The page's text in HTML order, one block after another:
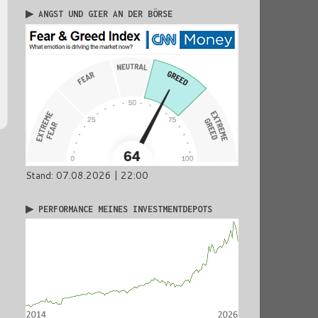
▶ ANGST UND GIER AN DER BÖRSE
Stand: 07.08.2026 | 22:00
▶ PERFORMANCE MEINES INVESTMENTDEPOTS